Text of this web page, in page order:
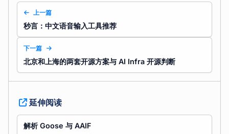
上一篇
秒言：中文语音输入工具推荐
下一篇
北京和上海的两套开源方案与 AI Infra 开源判断
延伸阅读
解析 Goose 与 AAIF